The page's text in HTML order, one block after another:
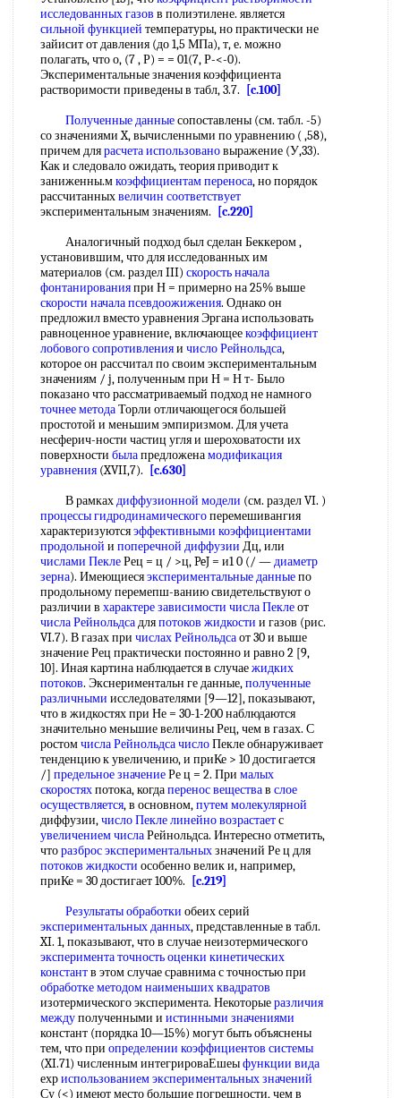
исследованных газов в полиэтилене. является
сильной функцией температуры, но практически не
зайисит от давления (до 1,5 МПа), т, е. можно
полагать, что о, (7 , Р) = = 01(7, Р-<-0).
Экспериментальные значения коэффициента
растворимости приведены в табл, 3.7.
[c.100]
Полученные данныесопоставлены (см. табл. -5)
со значениями X, вычисленными по уравнению ( ,58),
причем длярасчета использовановыражение (У,33).
Как и следовало ожидать, теория приводит к
заниженны.мкоэффициентам переноса, но порядок
рассчитанныхвеличин соответствует
экспериментальным значениям.
[c.220]
Аналогичный подход был сделан Беккером ,
установившим, что для исследованных им
материалов (см. раздел III) скорость начала
фонтанированияпри Н = примерно на 25% выше
скорости начала псевдоожижения. Однако он
предложил вместо уравнения Эргана использовать
равноценное уравнение, включающеекоэффициент
лобового сопротивленияи число Рейнольдса,
которое он рассчитал по своим экспериментальным
значениям / j, полученным при Н = Н т- Было
показано что рассматриваемый подход не намного
точнее методаТорли отличающегося большей
простотой и меньшим эмпиризмом. Для учета
несферич-ности частиц угля и шероховатости их
поверхности былапредложенамодификация
уравнения (XVII,7).
[c.630]
В рамкахдиффузионной модели (см. раздел VI. )
процессы гидродинамическогоперемешивангия
характеризуютсяэффективными коэффициентами
продольной и поперечной диффузии Дц, или
числами ПеклеРец = ц / >ц, PeJ = и1 0 (/ —диаметр
зерна). Имеющиесяэкспериментальные данныепо
продольному перемепш-ванию свидетельствуют о
различии в характере зависимости числа Пеклеот
числа Рейнольдсадляпотоков жидкости и газов (рис.
VI.7). В газах при числах Рейнольдсаот 30 и выше
значение Рец практически постоянно и равно 2 [9,
10]. Иная картина наблюдается в случаежидких
потоков. Экснериментальн ге данные,полученные
различными исследователями [9—12], показывают,
что в жидкостях при Не = 30-1-200 наблюдаются
значительно меньшие величины Рец, чем в газах. С
ростомчисла Рейнольдса числоПекле обнаруживает
тенденцию к увеличению, и приКе > 10 достигается
/] предельное значениеРе ц = 2. При малых
скоростяхпотока, когдаперенос веществав слое
осуществляется, в основном,путем молекулярной
диффузии,число Пеклелинейно возрастаетс
увеличением числаРейнольдса. Интересно отметить,
чторазброс экспериментальныхзначений Ре ц для
потоков жидкости особенно велик и, например,
приКе = 30 достигает 100%.
[c.219]
Результаты обработки обеих серий
экспериментальных данных, представленные в табл.
XI. 1, показывают, что в случае неизотермического
эксперимента точность оценки кинетических
константв этом случае сравнима с точностью при
обработке методом наименьших квадратов
изотермического эксперимента. Некоторыеразличия
междуполученными и истинными значениями
констант (порядка 10—15%) могут быть объяснены
тем, что при определении коэффициентов системы
(XI.71) численным интегрироваЕшеыфункции вида
ехриспользованием экспериментальных значений
Су (<) имеют место большие погрешности, чем в